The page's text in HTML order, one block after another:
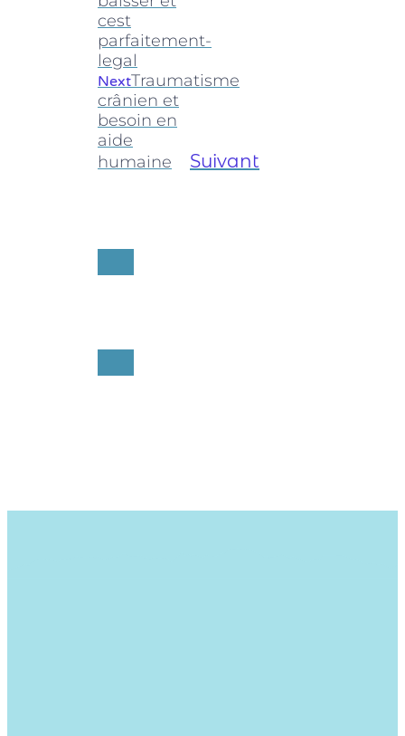
cest
parfaitement-
legal
NextTraumatisme
crânien et
besoin en
aide
humaine
Suivant